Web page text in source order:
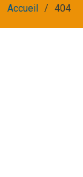
Accueil 404